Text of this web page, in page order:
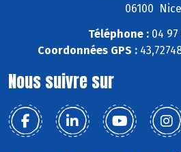
06100 Nice
Téléphone :04 97
Coordonnées GPS :
Nous suivre sur